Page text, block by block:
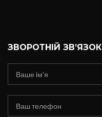
ЗВОРОТНІЙ ЗВ’ЯЗОК